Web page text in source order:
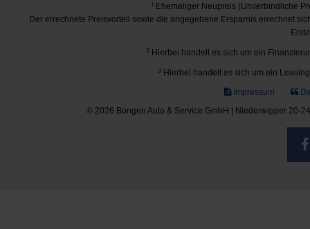
1Ehemaliger Neupreis (Unverbindliche
Der errechnete Preisvorteil sowie die angegebene Ersparnis errechnet
2 Hierbei handelt es sich um ein
3 Hierbei handelt es sich um ein
Impressum
© 2026 Bongen Auto & Service GmbH | Niederwipper 20-